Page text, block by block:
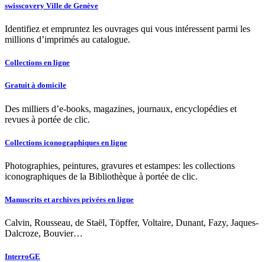
swisscovery Ville de Genève
Identifiez et empruntez les ouvrages qui vous intéressent parmi les
millions d’imprimés au catalogue.
Collections en ligne
Gratuit à domicile
Des milliers d’e-books, magazines, journaux, encyclopédies et
revues à portée de clic.
Collections iconographiques en ligne
Photographies, peintures, gravures et estampes: les collections
iconographiques de la Bibliothèque à portée de clic.
Manuscrits et archives privées en ligne
Calvin, Rousseau, de Staël, Töpffer, Voltaire, Dunant, Fazy, Jaques-
Dalcroze, Bouvier…
InterroGE